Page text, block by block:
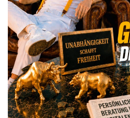
WEITEREzurück
Bitcoin im Wartemodus:
Act geben die
mehr